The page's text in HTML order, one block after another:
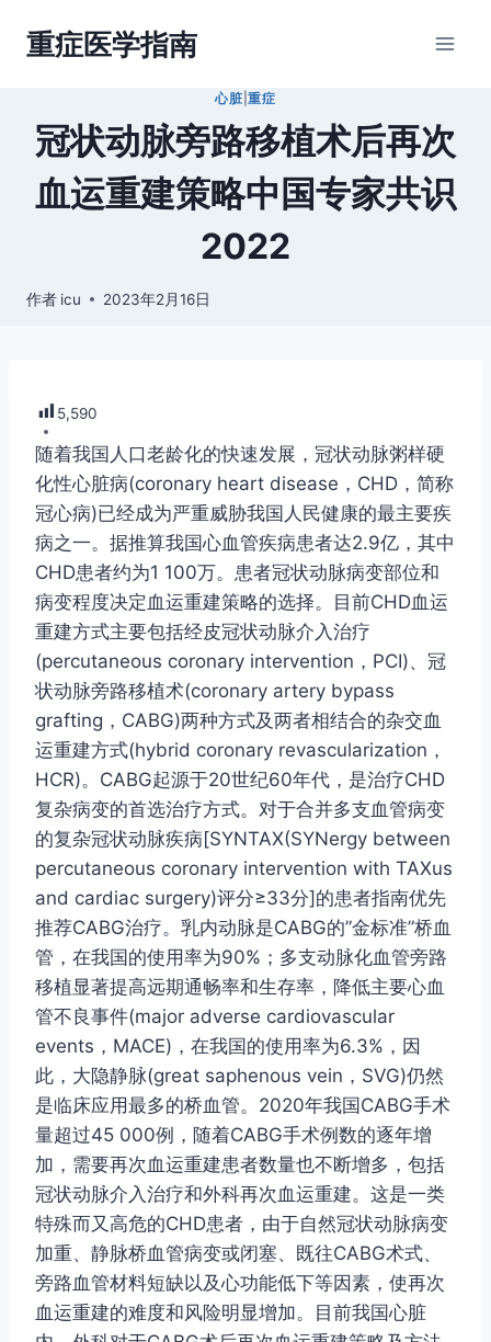
重症医学指南
心脏 |重症
冠状动脉旁路移植术后再次
血运重建策略中国专家共识
2022
作者 icu 2023年2月16日
5,590
随着我国人口老龄化的快速发展，冠状动脉粥样硬
化性心脏病(coronary heart disease，CHD，简称
冠心病)已经成为严重威胁我国人民健康的最主要疾
病之一。据推算我国心血管疾病患者达2.9亿，其中
CHD患者约为1 100万。患者冠状动脉病变部位和
病变程度决定血运重建策略的选择。目前CHD血运
重建方式主要包括经皮冠状动脉介入治疗
(percutaneous coronary intervention，PCI)、冠
状动脉旁路移植术(coronary artery bypass
grafting，CABG)两种方式及两者相结合的杂交血
运重建方式(hybrid coronary revascularization，
HCR)。CABG起源于20世纪60年代，是治疗CHD
复杂病变的首选治疗方式。对于合并多支血管病变
的复杂冠状动脉疾病[SYNTAX(SYNergy between
percutaneous coronary intervention with TAXus
and cardiac surgery)评分≥33分]的患者指南优先
推荐CABG治疗。乳内动脉是CABG的”金标准”桥血
管，在我国的使用率为90%；多支动脉化血管旁路
移植显著提高远期通畅率和生存率，降低主要心血
管不良事件(major adverse cardiovascular
events，MACE)，在我国的使用率为6.3%，因
此，大隐静脉(great saphenous vein，SVG)仍然
是临床应用最多的桥血管。2020年我国CABG手术
量超过45 000例，随着CABG手术例数的逐年增
加，需要再次血运重建患者数量也不断增多，包括
冠状动脉介入治疗和外科再次血运重建。这是一类
特殊而又高危的CHD患者，由于自然冠状动脉病变
加重、静脉桥血管病变或闭塞、既往CABG术式、
旁路血管材料短缺以及心功能低下等因素，使再次
血运重建的难度和风险明显增加。目前我国心脏